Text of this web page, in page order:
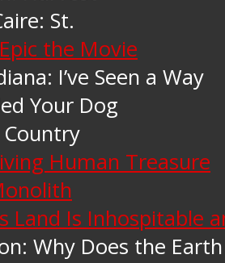
St.
the Movie
I’ve Seen a Way
Your Dog
Country
Human Treasure
Land Is Inhospitable
Why Does the